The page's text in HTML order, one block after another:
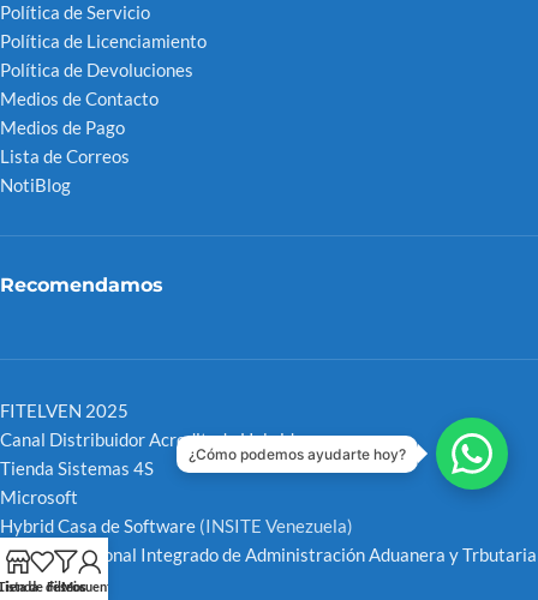
Política de Servicio
Política de Licenciamiento
Política de Devoluciones
Medios de Contacto
Medios de Pago
Lista de Correos
NotiBlog
Recomendamos
FITELVEN 2025
Canal Distribuidor Acreditado Hybrid
Tienda Sistemas 4S
Microsoft
Hybrid Casa de Software (INSITE Venezuela)
Servicio Nacional Integrado de Administración Aduanera y Trbutaria
SENIAT
de deseos
Filtros
Mi cuenta
¿Cómo podemos ayudarte hoy?